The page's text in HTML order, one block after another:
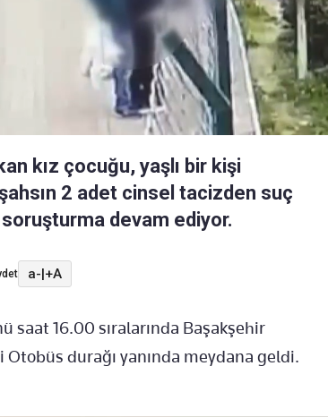
kız çocuğu, yaşlı bir kişi
2 adet cinsel tacizden suç
devam ediyor.
a-|+A
saat 16.00 sıralarında Başakşehir
durağı yanında meydana geldi.